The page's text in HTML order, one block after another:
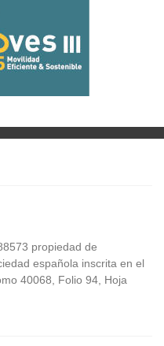
propiedad de
española inscrita en el
40068, Folio 94, Hoja